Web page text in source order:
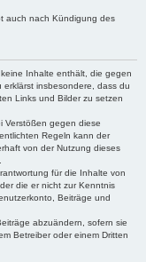
auch nach Kündigung des
Inhalte enthält, die gegen
insbesondere, dass du
Links und Bilder zu setzen
Verstößen gegen diese
Regeln kann der
von der Nutzung dieses
für die Inhalte von
die er nicht zur Kenntnis
Beiträge und
abzuändern, sofern sie
Betreiber oder einem Dritten